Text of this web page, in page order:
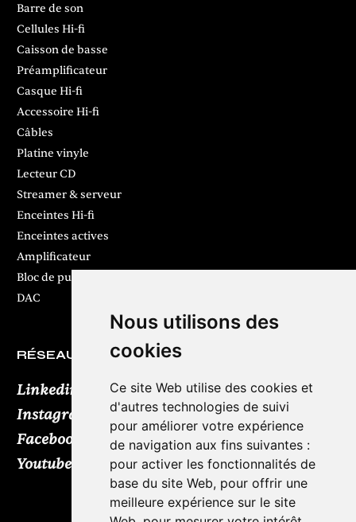
Nous utilisons des
cookies
Ce site Web utilise des cookies et
d'autres technologies de suivi
pour améliorer votre expérience
de navigation aux fins suivantes :
pour activer les fonctionnalités de
base du site Web, pour offrir une
meilleure expérience sur le site
Barre de son
Cellules Hi-fi
Caisson de basse
Préamplificateur
Casque Hi-fi
Accessoire Hi-fi
Câbles
Platine vinyle
Lecteur CD
Streamer & serveur
Enceintes Hi-fi
Enceintes actives
Amplificateur
Bloc de puissance
DAC
RÉSEAUX SOCIAUX
Linkedin
Instagram
Facebook
Youtube TikTok